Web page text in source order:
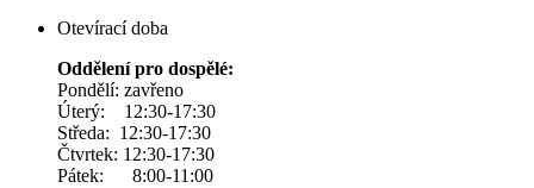
Otevírací doba
Oddělení pro dospělé:
Pondělí: zavřeno
Úterý: 12:30-17:30
Středa: 12:30-17:30
Čtvrtek: 12:30-17:30
Pátek: 8:00-11:00